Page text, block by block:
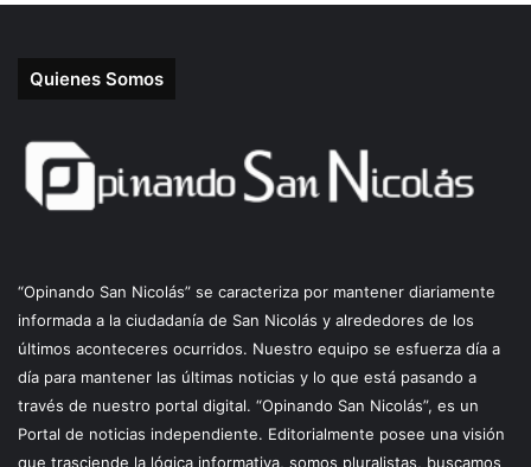
Quienes Somos
“Opinando San Nicolás” se caracteriza por mantener diariamente
informada a la ciudadanía de San Nicolás y alrededores de los
últimos aconteceres ocurridos. Nuestro equipo se esfuerza día a
día para mantener las últimas noticias y lo que está pasando a
través de nuestro portal digital. “Opinando San Nicolás”, es un
Portal de noticias independiente. Editorialmente posee una visión
que trasciende la lógica informativa, somos pluralistas, buscamos